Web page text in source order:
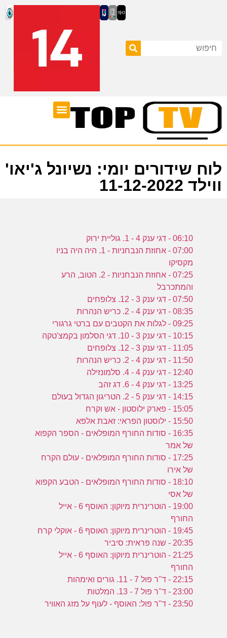
לוח שידורים יומי: נשיונל ג'יאו'
ווילד 11-12-2022
06:10 - דגי ענק 4 - 1. גוליית ירוק
07:00 - אחוזת הנבחניות - 1. היה היה בניו
מקסיקו
07:25 - אחוזת הנבחניות - 2. הטוב, הרע
והמתכרבל
07:50 - דגי ענק 3 - 12. צלופחים
08:35 - דגי ענק 4 - 2. כריש הנהרות
09:25 - לגלות את הקטבים עם ברטי גרגורי
10:15 - דגי ענק 3 - 10. דגי הסלמון בקמצ'טקה
11:05 - דגי ענק 3 - 12. צלופחים
11:50 - דגי ענק 4 - 2. כריש הנהרות
12:40 - דגי ענק 4 - 4. סלמונזילה
13:25 - דגי ענק 4 - 6. דג זהב
14:15 - דגי ענק 5 - 2. הטריגון הגדול בעולם
15:05 - פארק ילוסטון - אש וקרח
15:50 - ילוסטון הפראי: זאבת אלפא
16:35 - סודות החורף המופלאים - הספר הקפוא
של אמר
17:25 - סודות החורף המופלאים - עולם הקרח
של אירו
18:10 - סודות החורף המופלאים - הטבע הקפוא
של אסי
19:00 - הוטרינרית מיוקון: האוסף 6 - אייל
החורף
19:45 - הוטרינרית מיוקון: האוסף 6 - אוקלי קרח
20:35 - שנה פראית: סיביר
21:25 - הוטרינרית מיוקון: האוסף 6 - אייל
החורף
22:15 - ד''ר פול 7 - 11. גורים ואימהות
23:00 - ד''ר פול 7 - 13. המלטות
23:50 - ד''ר פול: האוסף - לעוף על מזג האוויר